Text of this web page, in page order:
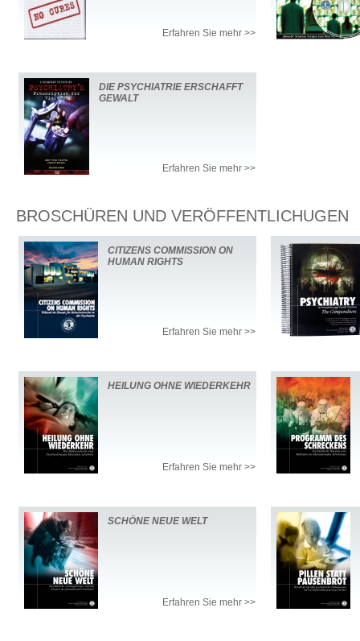
Erfahren Sie mehr >>
DIE PSYCHIATRIE ERSCHAFFT
GEWALT
Erfahren Sie mehr >>
BROSCHÜREN UND VERÖFFENTLICHUGEN
CITIZENS COMMISSION ON
HUMAN RIGHTS
Erfahren Sie mehr >>
HEILUNG OHNE WIEDERKEHR
Erfahren Sie mehr >>
SCHÖNE NEUE WELT
Erfahren Sie mehr >>